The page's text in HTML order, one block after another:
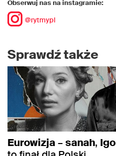
Obserwuj nas na instagramie:
@rytmypl
Sprawdź także
Eurowizja–sanah, Igo